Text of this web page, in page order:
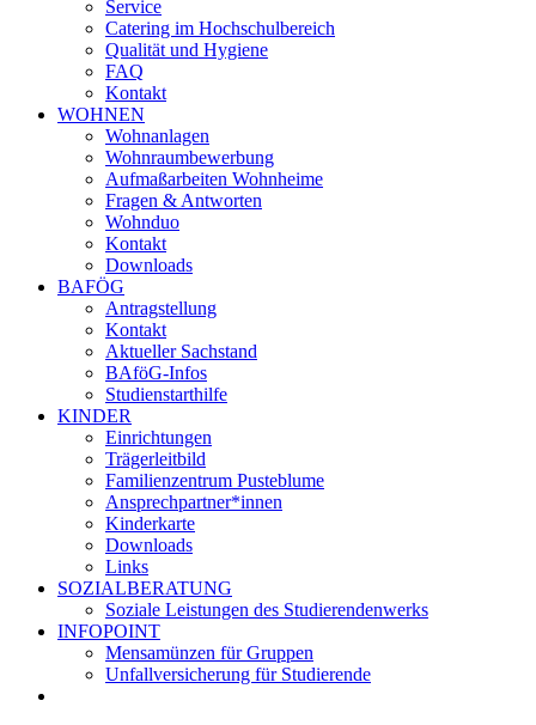
Service
Catering im Hochschulbereich
Qualität und Hygiene
FAQ
Kontakt
WOHNEN
Wohnanlagen
Wohnraumbewerbung
Aufmaßarbeiten Wohnheime
Fragen & Antworten
Wohnduo
Kontakt
Downloads
BAFÖG
Antragstellung
Kontakt
Aktueller Sachstand
BAföG-Infos
Studienstarthilfe
KINDER
Einrichtungen
Trägerleitbild
Familienzentrum Pusteblume
Ansprechpartner*innen
Kinderkarte
Downloads
Links
SOZIALBERATUNG
Soziale Leistungen des Studierendenwerks
INFOPOINT
Mensamünzen für Gruppen
Unfallversicherung für Studierende